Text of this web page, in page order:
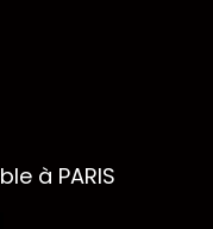
à PARIS